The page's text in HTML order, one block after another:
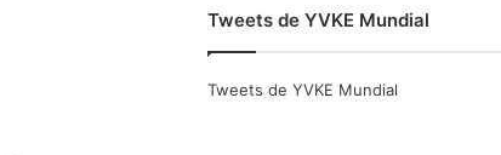
c
i
u
Tweets de YVKE Mundial
Tweets de YVKE Mundial